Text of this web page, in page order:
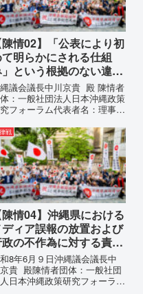
陳情02】「公表により初
明らかにされる仕組
という根拠のない違法
の指摘と条例運用の停
求める陳情書
議会議長中川京貴 殿 陳情者
：一般社団法人日本沖縄政策
フォーラム代表者名：理事
話：080- 「公表により初
明らかにされる仕組み」とい
拠のない違法運用の指摘と条
用の停止を求める陳情...
戦
陳情04】沖縄県における
ィア誤報の放置および
の不作為に対する責任
と再発防止策を求める
8年6月９日沖縄議会議長中
貴 殿陳情者団体：一般社団
日本沖縄政策研究フォーラム